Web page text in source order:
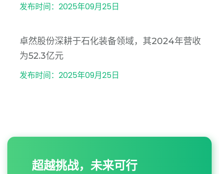
发布时间：2025年09月25日
卓然股份深耕于石化装备领域，其2024年营收
为52.3亿元
发布时间：2025年09月25日
超越挑战，未来可行